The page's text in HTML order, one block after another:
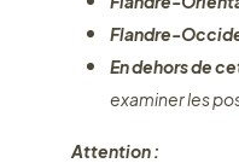
Flandre-
En dehors de
examiner les
Attention :